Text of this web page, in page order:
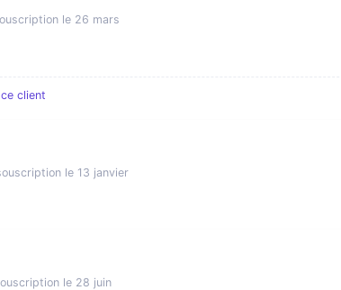
le 26 mars
client
le 13 janvier
le 28 juin